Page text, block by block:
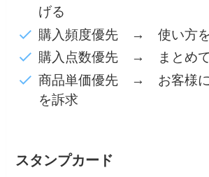
げる
購入頻度優先 → 使い方を
購入点数優先 → まとめて
商品単価優先 → お客様に
を訴求
スタンプカード